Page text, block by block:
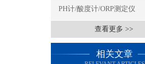
PH计/酸度计/ORP测定仪
查看更多 >>
相关文章